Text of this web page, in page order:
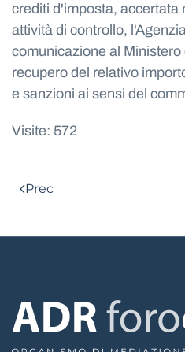
crediti d'imposta,
attività di controllo,
comunicazione al Ministero
recupero del relativo
e sanzioni ai sensi del
Visite: 572
Prec